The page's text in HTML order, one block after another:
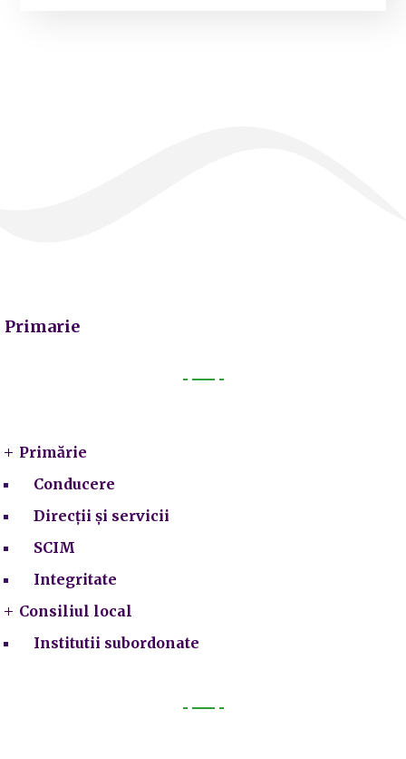
Primarie
Primărie
Conducere
Direcții și servicii
SCIM
Integritate
Consiliul local
Institutii subordonate